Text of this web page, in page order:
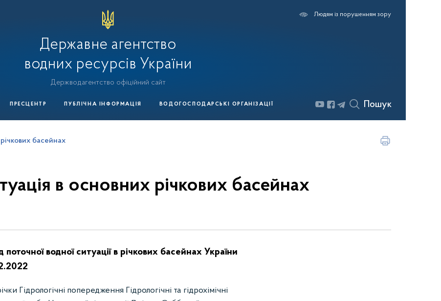
Державне агентство
водних ресурсів України
Держводагентство офіційний сайт
Людям із порушенням зору
ПРЕСЦЕНТР ПУБЛІЧНА ІНФОРМАЦІЯ ВОДОГОСПОДАРСЬКІ ОРГАНІЗАЦІЇ Пошук
басейнах
в основних річкових басейнах
водної ситуації в річкових басейнах України
Гідрологічні попередження Гідрологічні та гідрохімічні